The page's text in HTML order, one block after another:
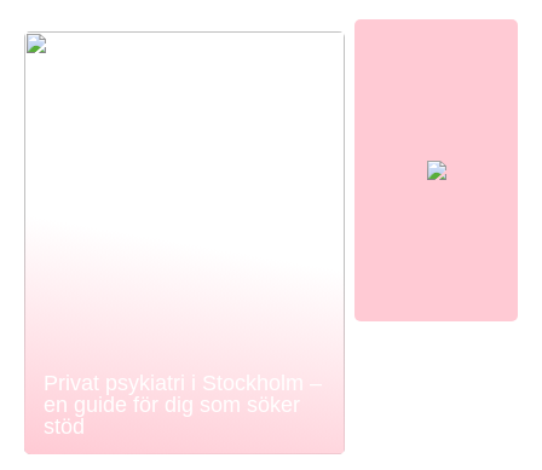
Privat psykiatri i Stockholm –
en guide för dig som söker
stöd